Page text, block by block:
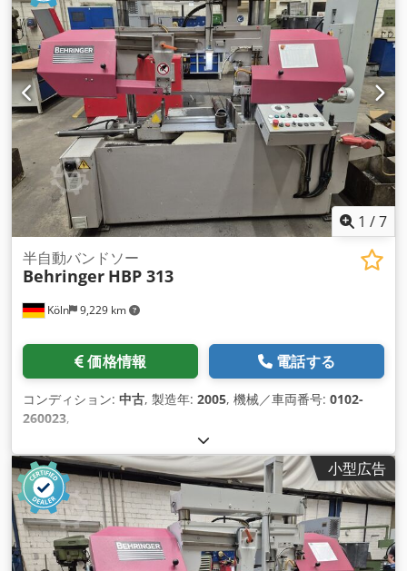
1 /7
Köln 9,229 km
半自動バンドソー
Behringer HBP 313
価格情報 電話する
コンディション: 中古, 製造年: 2005, 機械／車両番号: 0102-
260023,
小型広告